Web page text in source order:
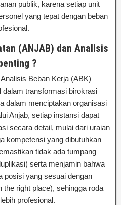
publik, karena setiap unit
yang tepat dengan beban
(ANJAB) dan Analisis
?
Beban Kerja (ABK)
transformasi birokrasi
dalam menciptakan organisasi
Anjab, setiap instansi dapat
secara detail, mulai dari uraian
kompetensi yang dibutuhkan
tidak ada tumpang
serta menjamin bahwa
posisi yang sesuai dengan
the right place), sehingga roda
profesional.